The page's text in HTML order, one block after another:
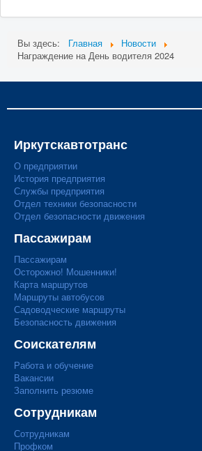
Вы здесь: Главная
Новости
Награждение на День водителя 2024
Иркутскавтотранс
О предприятии
История предприятия
Службы предприятия
Отдел техники безопасности
Отдел безопасности движения
Пассажирам
Пассажирам
Осторожно! Мошенники!
Карта маршрутов
Маршруты автобусов
Садоводческие маршруты
Безопасность движения
Соискателям
Работа и обучение
Вакансии
Заполнить резюме
Сотрудникам
Сотрудникам
Профком